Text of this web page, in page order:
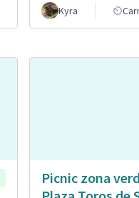
Kyra
Picnic zona